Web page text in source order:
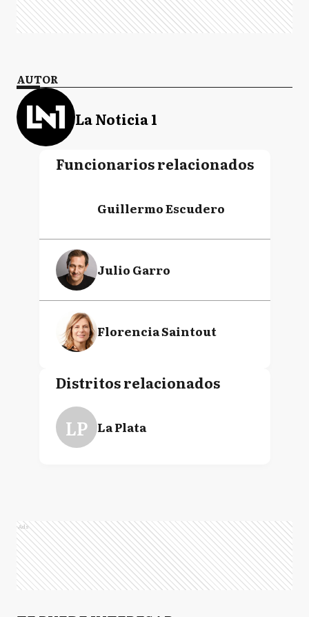
AUTOR
La Noticia 1
Funcionarios relacionados
Guillermo Escudero
Julio Garro
Florencia Saintout
Distritos relacionados
LP La Plata
Ads